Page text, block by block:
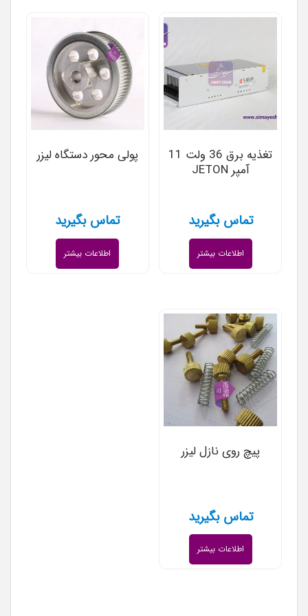
تغذیه برق 36 ولت 11
آمپر JETON
تماس بگیرید
اطلاعات بیشتر
پولی محور دستگاه لیزر
تماس بگیرید
اطلاعات بیشتر
پیچ روی نازل لیزر
تماس بگیرید
اطلاعات بیشتر